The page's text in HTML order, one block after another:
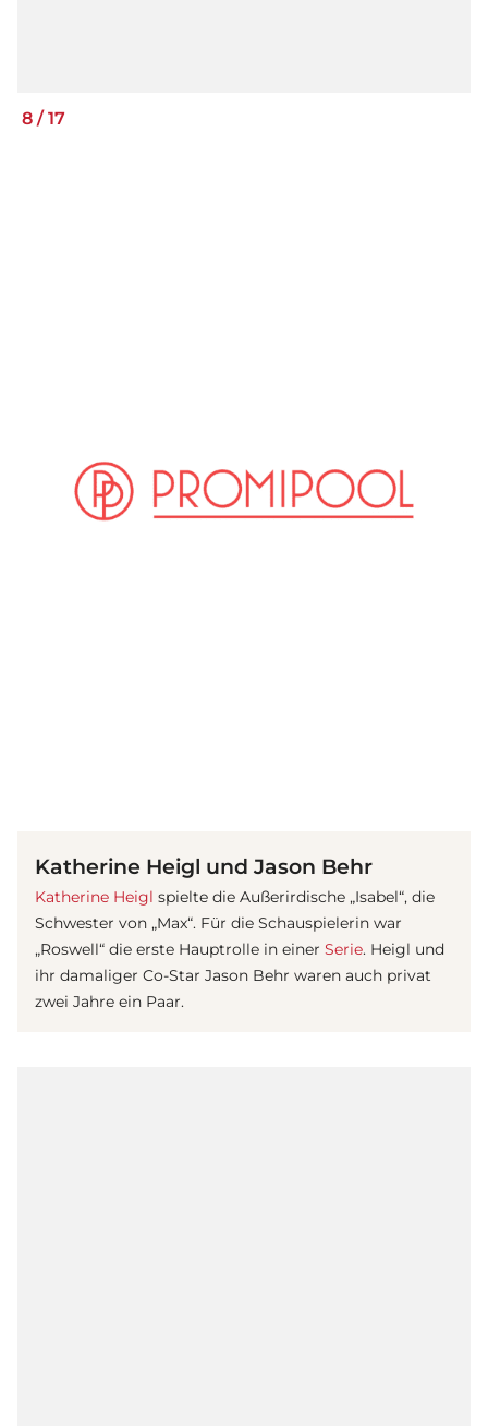
8 /17
Katherine Heigl und Jason Behr
Katherine Heigl spielte die Außerirdische „Isabel“, die
Schwester von „Max“. Für die Schauspielerin war
„Roswell“ die erste Hauptrolle in einer Serie. Heigl und
ihr damaliger Co-Star Jason Behr waren auch privat
zwei Jahre ein Paar.